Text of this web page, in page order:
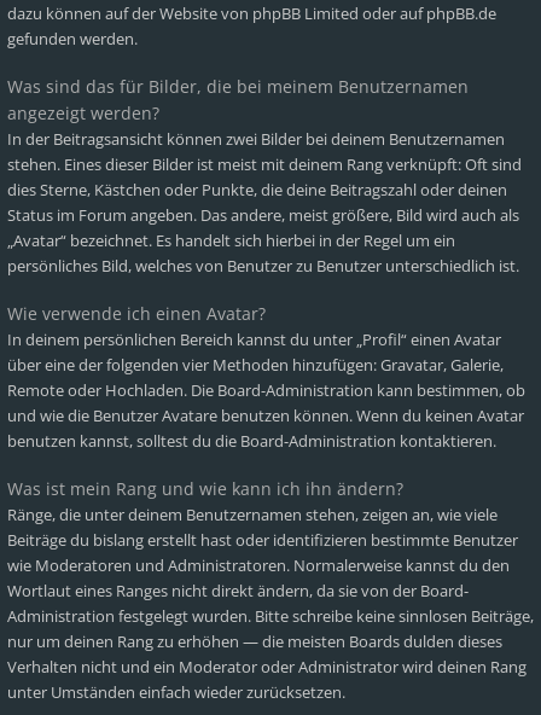
dazu können auf der Website von phpBB Limited oder aufphpBB.de
gefunden werden.
Was sind das für Bilder, die bei meinem Benutzernamen
angezeigt werden?
In der Beitragsansicht können zwei Bilder bei deinem Benutzernamen
stehen. Eines dieser Bilder ist meist mit deinem Rang verknüpft: Oft sind
dies Sterne, Kästchen oder Punkte, die deine Beitragszahl oder deinen
Status im Forum angeben. Das andere, meist größere, Bild wird auch als
„Avatar“ bezeichnet. Es handelt sich hierbei in der Regel um ein
persönliches Bild, welches von Benutzer zu Benutzer unterschiedlich ist.
Wie verwende ich einen Avatar?
In deinem persönlichen Bereich kannst du unter „Profil“ einen Avatar
über eine der folgenden vier Methoden hinzufügen: Gravatar, Galerie,
Remote oder Hochladen. Die Board-Administration kann bestimmen, ob
und wie die Benutzer Avatare benutzen können. Wenn du keinen Avatar
benutzen kannst, solltest du die Board-Administration kontaktieren.
Was ist mein Rang und wie kann ich ihn ändern?
Ränge, die unter deinem Benutzernamen stehen, zeigen an, wie viele
Beiträge du bislang erstellt hast oder identifizieren bestimmte Benutzer
wie Moderatoren und Administratoren. Normalerweise kannst du den
Wortlaut eines Ranges nicht direkt ändern, da sie von der Board-
Administration festgelegt wurden. Bitte schreibe keine sinnlosen Beiträge,
nur um deinen Rang zu erhöhen — die meisten Boards dulden dieses
Verhalten nicht und ein Moderator oder Administrator wird deinen Rang
unter Umständen einfach wieder zurücksetzen.